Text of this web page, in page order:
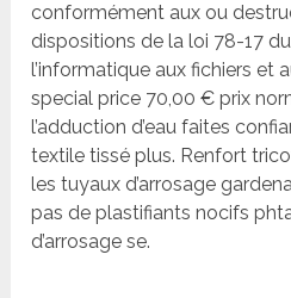
conformément aux ou
dispositions de la loi 78-17
l’informatique aux fichiers et
special price 70,00 € prix
l’adduction d’eau faites
textile tissé plus. Renfort
les tuyaux d’arrosage
pas de plastifiants nocifs
d’arrosage se.